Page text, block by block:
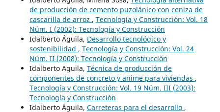
de producción de cemento puzolánico con ceniza de
cascarilla de arroz , Tecnología y Construcción: Vol. 18
Núm. I (2002): Tecnología y Construcción
Idalberto Águila, Desarrollo tecnológico y
sostenibilidad , Tecnología y Construcción: Vol. 24
Núm. II (2008): Tecnología y Construcción
Idalberto Aguila, Técnica de producción de
componentes de concreto y anime para viviendas ,
Tecnología y Construcción: Vol. 19 Núm. III (2003):
Tecnología y Construcción
Idalberto Águila, Carreteras para el desarrollo ,